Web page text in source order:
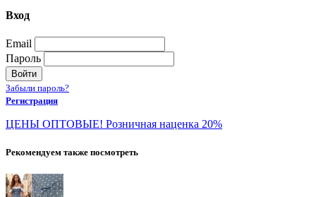
Вход
Email
Пароль
Войти
Забыли пароль?
Регистрация
ЦЕНЫ ОПТОВЫЕ! Розничная наценка 20%
Рекомендуем также посмотреть